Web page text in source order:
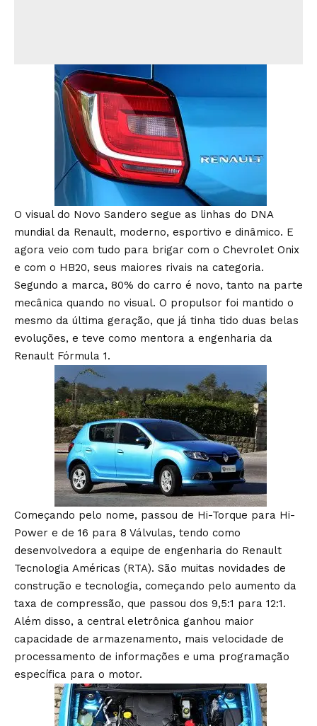
O visual do Novo Sandero segue as linhas do DNA
mundial da Renault, moderno, esportivo e dinâmico. E
agora veio com tudo para brigar com o Chevrolet Onix
e com o HB20, seus maiores rivais na categoria.
Segundo a marca, 80% do carro é novo, tanto na parte
mecânica quando no visual. O propulsor foi mantido o
mesmo da última geração, que já tinha tido duas belas
evoluções, e teve como mentora a engenharia da
Renault Fórmula 1.
Começando pelo nome, passou de Hi-Torque para Hi-
Power e de 16 para 8 Válvulas, tendo como
desenvolvedora a equipe de engenharia do Renault
Tecnologia Américas (RTA). São muitas novidades de
construção e tecnologia, começando pelo aumento da
taxa de compressão, que passou dos 9,5:1 para 12:1.
Além disso, a central eletrônica ganhou maior
capacidade de armazenamento, mais velocidade de
processamento de informações e uma programação
específica para o motor.